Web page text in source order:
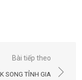
Bài tiếp theo
SONG TỈNH GIA